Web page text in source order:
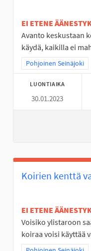
EI ETENE
Avanto keskustaan
käydä, kaikilla ei
Rajaa tulokset
Pohjoinen Seinäjoki
LUONTIAIKA
30.01.2023
Koirien kenttä
EI ETENE
Voisiko ylistaroon
koiraa voisi käyttää